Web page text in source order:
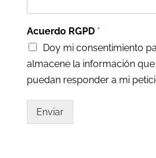
Acuerdo RGPD *
Doy mi consentimiento
almacene la información
puedan responder a mi
Enviar